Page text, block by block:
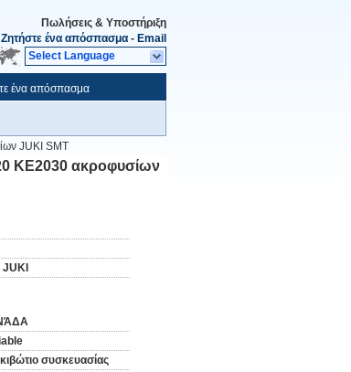
Πωλήσεις & Υποστήριξη
Ζητήστε ένα απόσπασμα - Email
Select Language
ένα απόσπασμα
JUKI SMT
KE2030 ακροφυσίων
συσκευασίας